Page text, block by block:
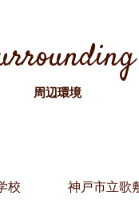
周辺環境
校
神戸市立歌